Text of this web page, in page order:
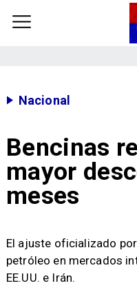
Nacional
Bencinas
mayor
meses
El ajuste oficializado
petróleo en mercados
EE.UU. e Irán.